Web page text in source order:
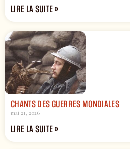
LIRE LA SUITE »
CHANTS DES GUERRES MONDIALES
mai 21, 2026
LIRE LA SUITE »